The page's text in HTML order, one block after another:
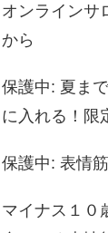
オンラインサ
から
保護中: 夏ま
に入れる！限
保護中: 表情
マイナス１０